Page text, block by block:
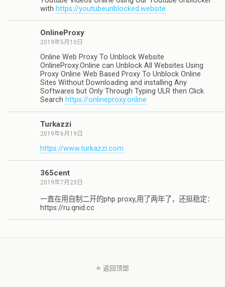
with https://youtubeunblocked.website
OnlineProxy
2019年5月10日
Online Web Proxy To Unblock Website
OnlineProxy.Online can Unblock All Websites Using
Proxy Online Web Based Proxy To Unblock Online
Sites Without Downloading and installing Any
Softwares but Only Through Typing ULR then Click
Search https://onlineproxy.online
Turkazzi
2019年6月19日
https://www.turkazzi.com
365cent
2019年7月23日
一直在用自制二开的php proxy,用了两年了，还挺稳定：
https://ru.qnid.cc
返回顶部